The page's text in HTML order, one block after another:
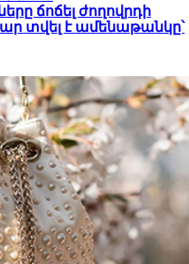
ճոճել ժողովրդի
տվել է ամենաթանկը՝